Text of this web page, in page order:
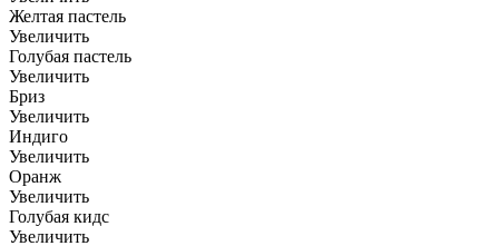
Желтая пастель
Увеличить
Голубая пастель
Увеличить
Бриз
Увеличить
Индиго
Увеличить
Оранж
Увеличить
Голубая кидс
Увеличить